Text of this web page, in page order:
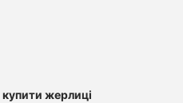
купити жерлиці